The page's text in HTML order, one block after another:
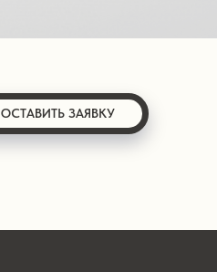
ОСТАВИТЬ ЗАЯВКУ